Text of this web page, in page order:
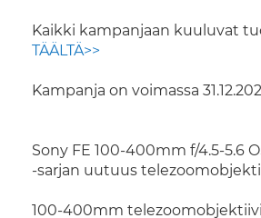
Kaikki kampanjaan kuuluvat
TÄÄLTÄ>>
Kampanja on voimassa
Sony FE 100-400mm f/4.5-5.6
-sarjan uutuus
100-400mm